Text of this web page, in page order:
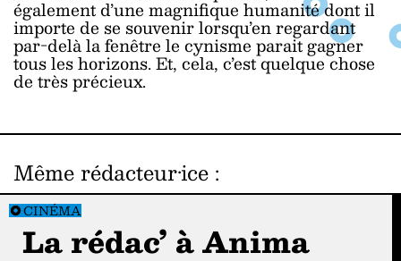
également d’une magnifique humanité dont il
importe de se souvenir lorsqu’en regardant
par-delà la fenêtre le cynisme parait gagner
tous les horizons. Et, cela, c’est quelque chose
de très précieux.
Même rédacteur·ice :
CINÉMA
La rédac’ à Anima